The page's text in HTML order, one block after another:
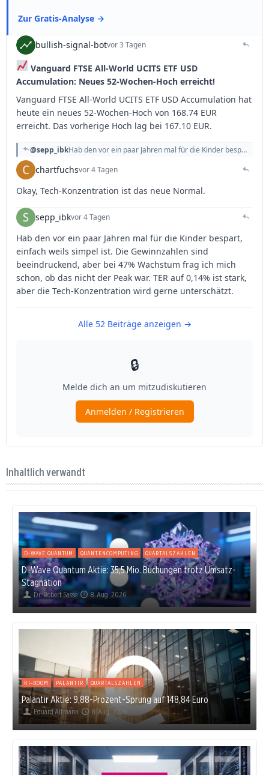
Inhaltlich verwandt
D-WAVE QUANTUM QUANTENCOMPUTING QUARTALSZAHLEN
D-Wave Quantum Aktie: 35,5 Mio. Buchungen trotz Umsatz-
Stagnation
Dr. Robert Sasse 8. Aug. 2026
KI-BOOM PALANTIR QUARTALSZAHLEN
Palantir Aktie: 9,88-Prozent-Sprung auf 148,84 Euro
Eduard Altmann 8. Aug. 2026